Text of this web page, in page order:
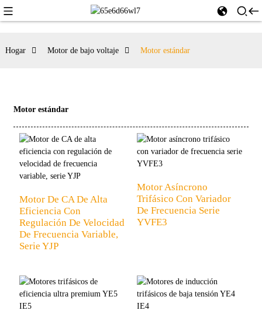
Hogar Motor de bajo voltaje Motor estándar
Motor estándar
Motor De CA De Alta
Eficiencia Con
Regulación De Velocidad
De Frecuencia Variable,
Serie YJP
Motor Asíncrono
Trifásico Con Variador
De Frecuencia Serie
YVFE3